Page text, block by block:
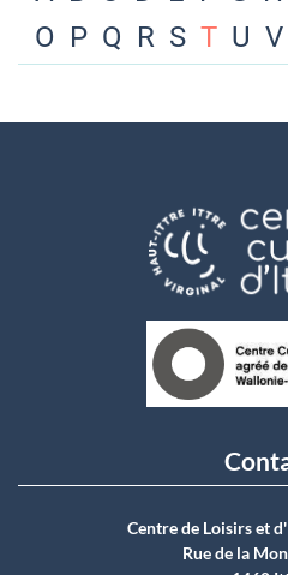
O P Q R S T U V
Centre de Loisirs et
Rue de la